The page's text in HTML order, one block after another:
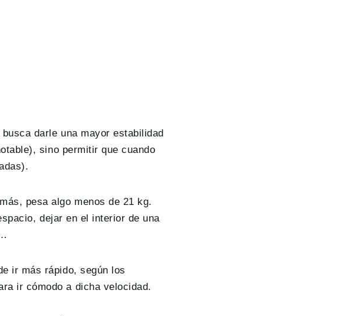
darle una mayor estabilidad
sino permitir que cuando
pesa algo menos de 21 kg.
dejar en el interior de una
ir más rápido, según los
ir cómodo a dicha velocidad.